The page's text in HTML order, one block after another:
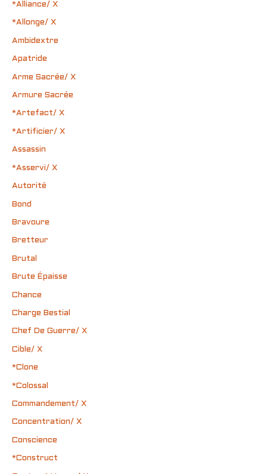
*Alliance/ X
*Allonge/ X
Ambidextre
Apatride
Arme Sacrée/ X
Armure Sacrée
*Artefact/ X
*Artificier/ X
Assassin
*Asservi/ X
Autorité
Bond
Bravoure
Bretteur
Brutal
Brute Épaisse
Chance
Charge Bestial
Chef De Guerre/ X
Cible/ X
*Clone
*Colossal
Commandement/ X
Concentration/ X
Conscience
*Construct